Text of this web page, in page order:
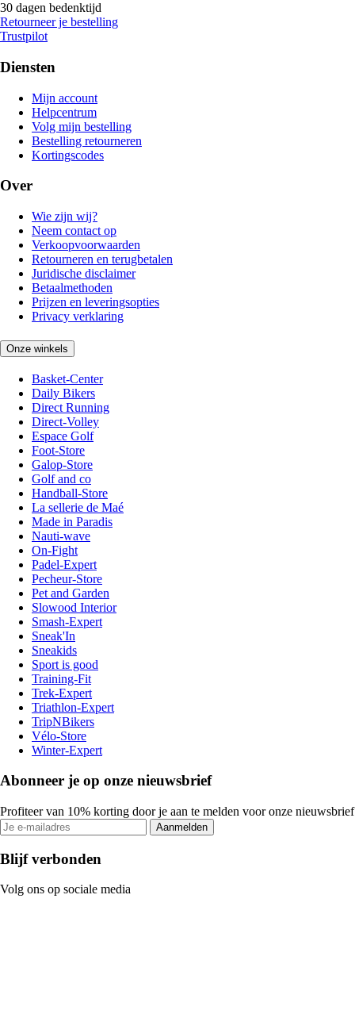
30 dagen bedenktijd
Retourneer je bestelling
Trustpilot
Diensten
Mijn account
Helpcentrum
Volg mijn bestelling
Bestelling retourneren
Kortingscodes
Over
Wie zijn wij?
Neem contact op
Verkoopvoorwaarden
Retourneren en terugbetalen
Juridische disclaimer
Betaalmethoden
Prijzen en leveringsopties
Privacy verklaring
Onze winkels
Basket-Center
Daily Bikers
Direct Running
Direct-Volley
Espace Golf
Foot-Store
Galop-Store
Golf and co
Handball-Store
La sellerie de Maé
Made in Paradis
Nauti-wave
On-Fight
Padel-Expert
Pecheur-Store
Pet and Garden
Slowood Interior
Smash-Expert
Sneak'In
Sneakids
Sport is good
Training-Fit
Trek-Expert
Triathlon-Expert
TripNBikers
Vélo-Store
Winter-Expert
Abonneer je op onze nieuwsbrief
Profiteer van 10% korting door je aan te melden voor onze nieuwsbrief
Aanmelden
Blijf verbonden
Volg ons op sociale media